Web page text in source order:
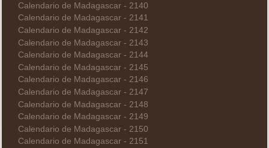
Calendario de Madagascar - 2140
Calendario de Madagascar - 2141
Calendario de Madagascar - 2142
Calendario de Madagascar - 2143
Calendario de Madagascar - 2144
Calendario de Madagascar - 2145
Calendario de Madagascar - 2146
Calendario de Madagascar - 2147
Calendario de Madagascar - 2148
Calendario de Madagascar - 2149
Calendario de Madagascar - 2150
Calendario de Madagascar - 2151